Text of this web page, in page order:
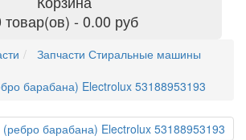
товар(ов) - 0.00 руб
Запчасти Стиральные машины
барабана) Electrolux 53188953193